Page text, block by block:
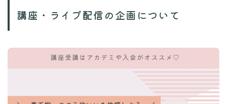
講座・ライブ配信の企画について